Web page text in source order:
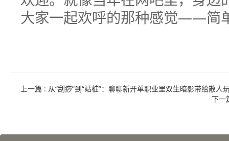
大家一起欢呼的那种感觉——简
上一篇 : 从“刮痧”到“站桩”：聊聊新开单职业里双生暗影带给散人
下一